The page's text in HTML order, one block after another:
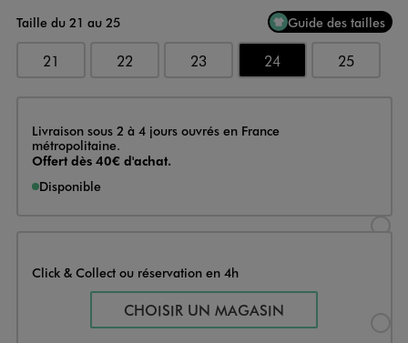
Taille du 21 au 25
Guide des tailles
21 22 23 24 25
Livraison
Livraison sous 2 à 4 jours ouvrés en France
métropolitaine.
Offert dès 40€ d'achat.
Disponible
Click & Collect ou réservation en 4h
Sélectionner l’option de
CHOISIR UN MAGASIN